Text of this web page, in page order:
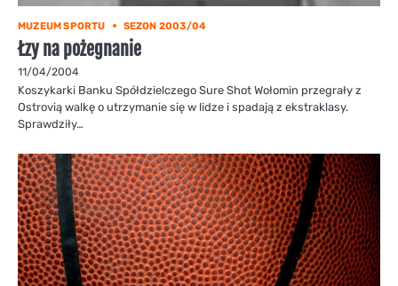
MUZEUM SPORTU SEZON 2003/04
Łzy na pożegnanie
11/04/2004
Koszykarki Banku Spółdzielczego Sure Shot Wołomin przegrały z
Ostrovią walkę o utrzymanie się w lidze i spadają z ekstraklasy.
Sprawdziły…